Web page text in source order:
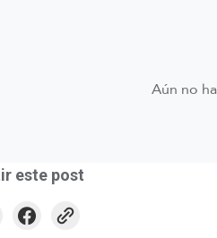
Aún no
este post